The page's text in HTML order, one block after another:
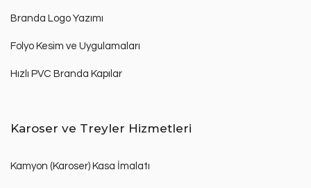
Branda Logo Yazımı
Folyo Kesim ve Uygulamaları
Hızlı PVC Branda Kapılar
Karoser ve Treyler Hizmetleri
Kamyon (Karoser) Kasa İmalatı